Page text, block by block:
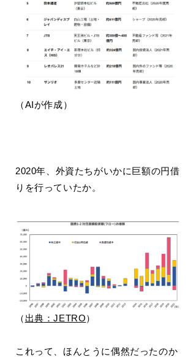
（AIが作成）
2020年、外資たちがいかに巨額の円借
りを行っていたか。
（ 出典：JETRO）
これって、ほんとうに偶然だったのか